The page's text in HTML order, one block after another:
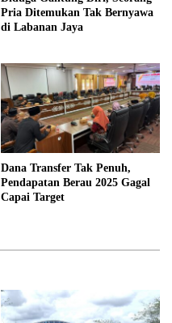
Pria Ditemukan Tak Bernyawa
di Labanan Jaya
Dana Transfer Tak Penuh,
Pendapatan Berau 2025 Gagal
Capai Target